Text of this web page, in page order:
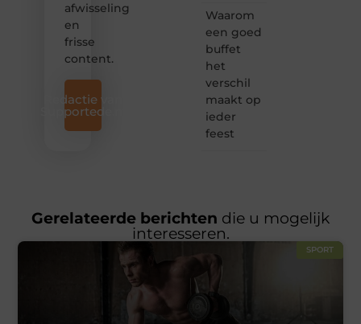
afwisseling
en
frisse
content.
Redactie van
Supportede.nl
Waarom
een goed
buffet
het
verschil
maakt op
ieder
feest
Gerelateerde berichten die u mogelijk
interesseren.
SPORT